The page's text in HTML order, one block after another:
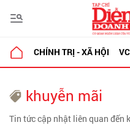
CHÍNH TRỊ - XÃ HỘI
khuyễn mãi
Tin tức cập nhật liên quan đến